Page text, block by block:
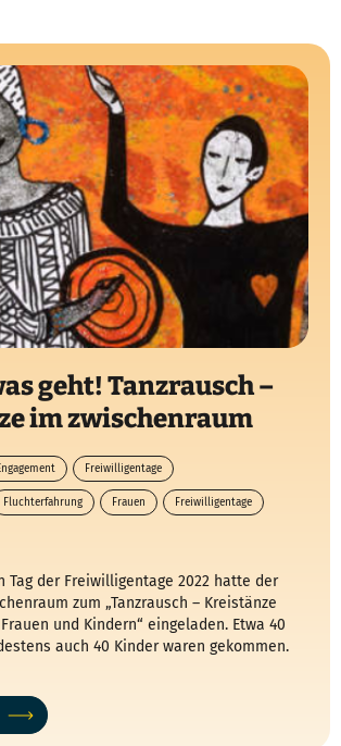
geht! Tanzrausch –
im zwischenraum
Freiwilligentage
Fluchterfahrung Frauen Freiwilligentage
Tag der Freiwilligentage 2022 hatte der
zum „Tanzrausch – Kreistänze
und Kindern“ eingeladen. Etwa 40
auch 40 Kinder waren gekommen.